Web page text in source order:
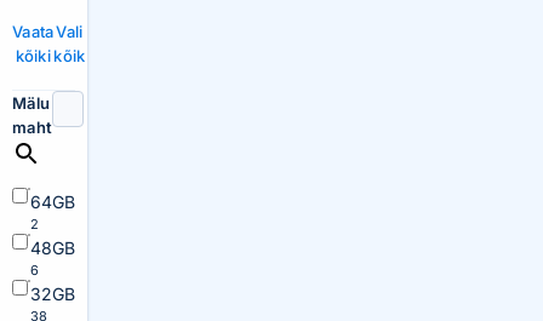
Vaata
kõiki
Vali
kõik
Mälu
maht
64GB
2
48GB
6
32GB
38